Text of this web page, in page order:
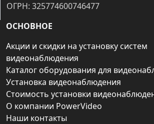
ОГРН: 325774600746477
ОСНОВНОЕ
Акции и скидки на установку систем
видеонаблюдения
Каталог оборудования для
Установка видеонаблюдения
Стоимость установки
О компании PowerVideo
Наши контакты